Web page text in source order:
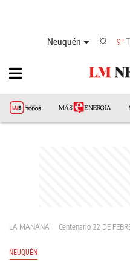
Neuquén 9°
LA MAÑANA Centenario 22 DE
NEUQUÉN